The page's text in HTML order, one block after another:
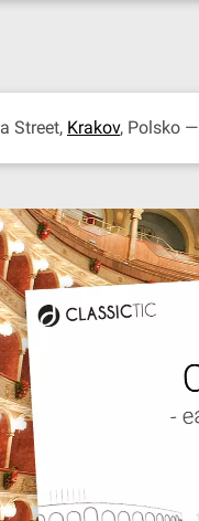
Street, Krakov, Polsko —